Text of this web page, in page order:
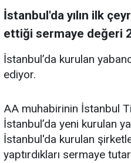
İstanbul'da yılın ilk
ettiği sermaye değeri
İstanbul’da kurulan
ediyor.
AA muhabirinin İstanbul
İstanbul’da yeni kurulan
İstanbul'da kurulan
yaptırdıkları sermaye